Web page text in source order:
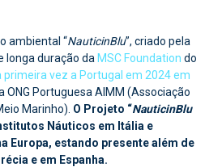
ambiental “NauticinBlu”, criado pela
longa duração da MSC Foundation do
primeira vez a Portugal em 2024 em
ONG Portuguesa AIMM (Associação
Marinho). O Projeto “NauticinBlu
Náuticos em Itália e
Europa, estando presente além de
e em Espanha.